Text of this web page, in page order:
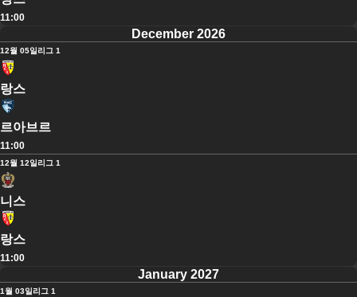
11:00
December 2026
12월 05일리그 1
랑스
르아브르
11:00
12월 12일리그 1
니스
랑스
11:00
January 2027
1월 03일리그 1